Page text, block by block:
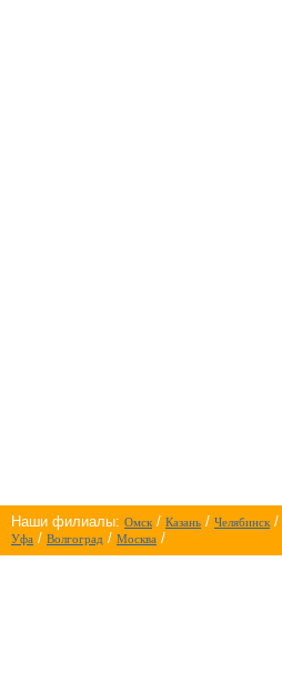
Наши филиалы: Омск/ Казань / Челябинск/
Уфа / Волгоград / Москва /